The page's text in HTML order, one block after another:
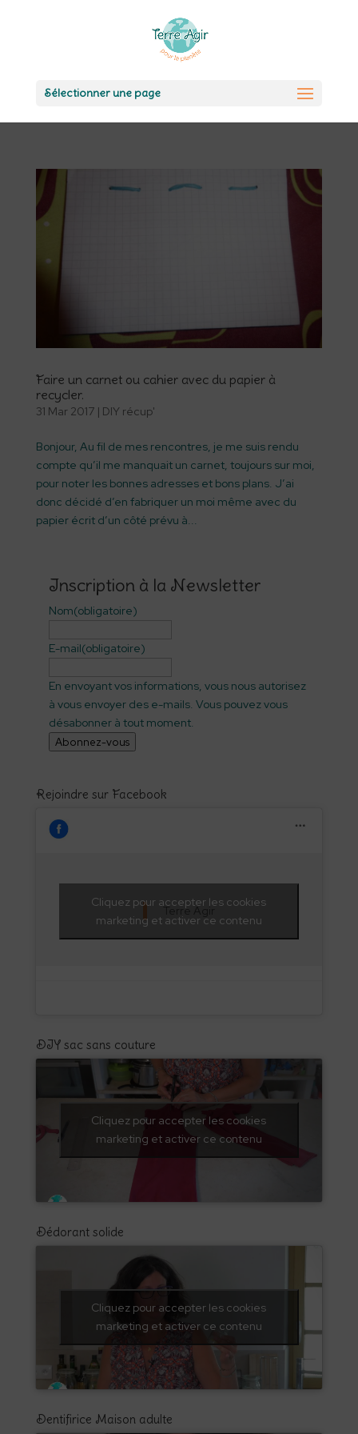
Sélectionner une page
Faire un carnet ou cahier avec du papier à
recycler.
31 Mar 2017| DIY récup'
Bonjour, Au fil de mes rencontres, je me suis rendu
compte qu’il me manquait un carnet, toujours sur moi,
pour noter les bonnes adresses et bons plans. J’ai
donc décidé d’en fabriquer un moi même avec du
papier écrit d’un côté prévu à...
Inscription à la Newsletter
Nom(obligatoire)
E-mail(obligatoire)
En envoyant vos informations, vous nous autorisez
à vous envoyer des e-mails. Vous pouvez vous
désabonner à tout moment.
Abonnez-vous
Rejoindre sur Facebook
Terre Agir
Cliquez pour accepter les cookies
marketing et activer ce contenu
DIY sac sans couture
Cliquez pour accepter les cookies
marketing et activer ce contenu
Dédorant solide
Cliquez pour accepter les cookies
marketing et activer ce contenu
Dentifirice Maison adulte